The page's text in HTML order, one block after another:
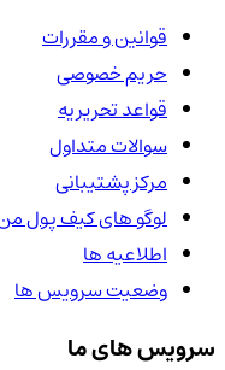
قوانین و مقررات
حریم خصوصی
قواعد تحریریه
سوالات متداول
مرکز پشتیبانی
لوگو های کیف پول من
اطلاعیه ها
وضعیت سرویس ها
سرویس های ما